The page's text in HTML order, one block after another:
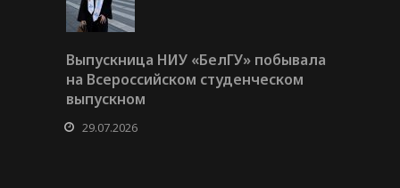
Выпускница НИУ «БелГУ» побывала
на Всероссийском студенческом
выпускном
29.07.2026